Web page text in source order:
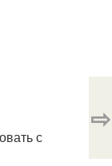
с
⇨